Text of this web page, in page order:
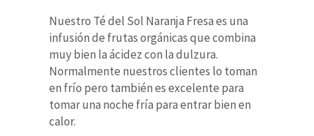
Nuestro Té del Sol Naranja Fresa es una
infusión de frutas orgánicas que combina
muy bien la ácidez con la dulzura.
Normalmente nuestros clientes lo toman
en frío pero también es excelente para
tomar una noche fría para entrar bien en
calor.